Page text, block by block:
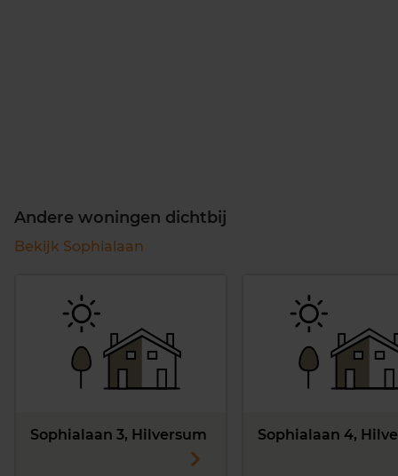
Andere woningen dichtbij
Bekijk Sophialaan
Sophialaan 3, Hilversum Sophialaan 4,